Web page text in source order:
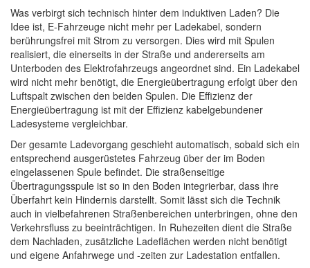
Was verbirgt sich technisch hinter dem induktiven Laden? Die
Idee ist, E-Fahrzeuge nicht mehr per Ladekabel, sondern
berührungsfrei mit Strom zu versorgen. Dies wird mit Spulen
realisiert, die einerseits in der Straße und andererseits am
Unterboden des Elektrofahrzeugs angeordnet sind. Ein Ladekabel
wird nicht mehr benötigt, die Energieübertragung erfolgt über den
Luftspalt zwischen den beiden Spulen. Die Effizienz der
Energieübertragung ist mit der Effizienz kabelgebundener
Ladesysteme vergleichbar.
Der gesamte Ladevorgang geschieht automatisch, sobald sich ein
entsprechend ausgerüstetes Fahrzeug über der im Boden
eingelassenen Spule befindet. Die straßenseitige
Übertragungsspule ist so in den Boden integrierbar, dass ihre
Überfahrt kein Hindernis darstellt. Somit lässt sich die Technik
auch in vielbefahrenen Straßenbereichen unterbringen, ohne den
Verkehrsfluss zu beeinträchtigen. In Ruhezeiten dient die Straße
dem Nachladen, zusätzliche Ladeflächen werden nicht benötigt
und eigene Anfahrwege und -zeiten zur Ladestation entfallen.